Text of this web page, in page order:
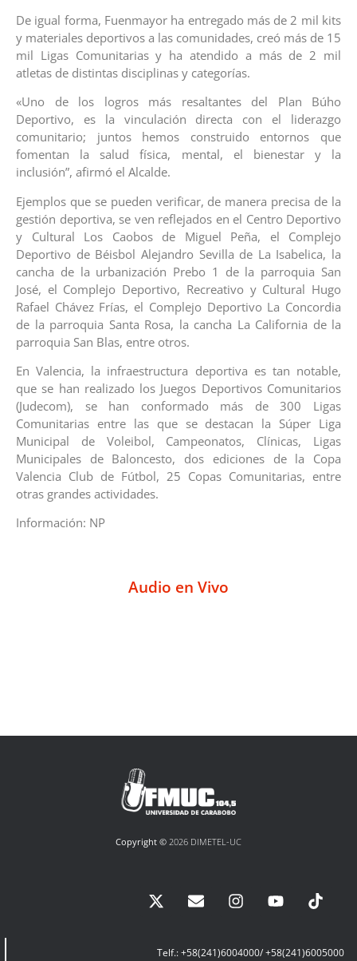
De igual forma, Fuenmayor ha entregado más de 2 mil kits
y materiales deportivos a las comunidades, creó más de 15
mil Ligas Comunitarias y ha atendido a más de 2 mil
atletas de distintas disciplinas y categorías.
«Uno de los logros más resaltantes del Plan Búho
Deportivo, es la vinculación directa con el liderazgo
comunitario; juntos hemos construido entornos que
fomentan la salud física, mental, el bienestar y la
inclusión”, afirmó el Alcalde.
Ejemplos que se pueden verificar, de manera precisa de la
gestión deportiva, se ven reflejados en el Centro Deportivo
y Cultural Los Caobos de Miguel Peña, el Complejo
Deportivo de Béisbol Alejandro Sevilla de La Isabelica, la
cancha de la urbanización Prebo 1 de la parroquia San
José, el Complejo Deportivo, Recreativo y Cultural Hugo
Rafael Chávez Frías, el Complejo Deportivo La Concordia
de la parroquia Santa Rosa, la cancha La California de la
parroquia San Blas, entre otros.
En Valencia, la infraestructura deportiva es tan notable,
que se han realizado los Juegos Deportivos Comunitarios
(Judecom), se han conformado más de 300 Ligas
Comunitarias entre las que se destacan la Súper Liga
Municipal de Voleibol, Campeonatos, Clínicas, Ligas
Municipales de Baloncesto, dos ediciones de la Copa
Valencia Club de Fútbol, 25 Copas Comunitarias, entre
otras grandes actividades.
Información: NP
Audio en Vivo
Copyright © 2026 DIMETEL-UC
Telf.: +58(241)6004000/ +58(241)6005000